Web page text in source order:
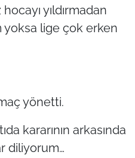
yıldırmadan
yoksa lige çok erken
yönetti.
kararının arkasında
diliyorum…